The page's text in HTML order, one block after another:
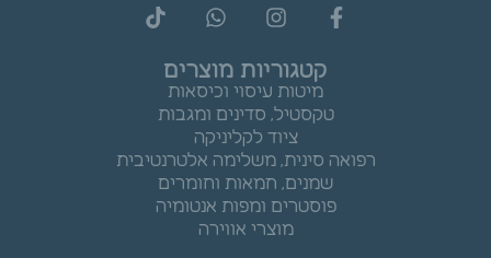
קטגוריות מוצרים
מיטות עיסוי וכיסאות
טקסטיל, סדינים ומגבות
ציוד לקליניקה
רפואה סינית, משלימה אלטרנטיבית
שמנים, חמאות וחומרים
פוסטרים ומפות אנטומיה
מוצרי אווירה